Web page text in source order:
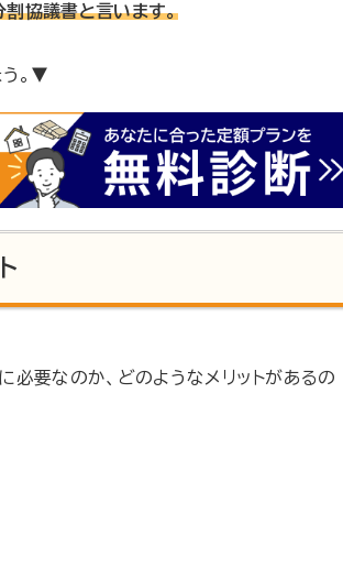
協議書と言います。
。▼
要なのか、どのようなメリットがあるの